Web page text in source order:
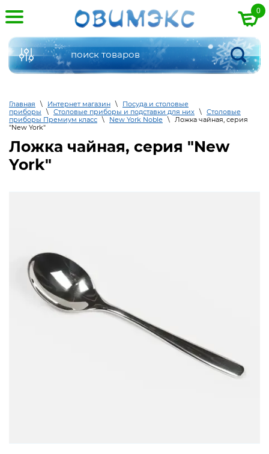
Главная \ Интернет магазин \
Посуда и столовые
приборы
\ Столовые приборы и подставки для них \ Столовые
приборы Премиум класс \ New York Noble \
Ложка чайная, серия
"New York"
Ложка чайная, серия "New
York"
0